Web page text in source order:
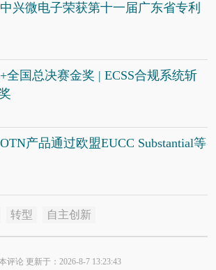
兴微电子荣获第十一届广东省专利
全国总决赛金奖 | ECSS合规系统斩
产品通过欧盟EUCC Substantial等
转型 自主创新
评论 更新于：2026-8-7 13:23:43